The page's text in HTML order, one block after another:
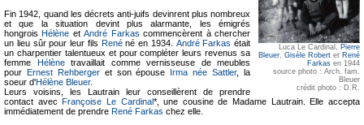
Luca Le Cardinal, Pierre
Bleuer, Gisèle Robert et René
Farkas en 1944
source photo : Arch. fam.
Bleuer
crédit photo : D.R.
Fin 1942, quand les décrets anti-juifs devinrent plus nombreux
et que la situation devint plus alarmante, les émigrés
hongroisHélène etAndré Farkas commencèrent à chercher
un lieu sûr pour leur fils Renéné en 1934. André Farkas était
un charpentier talentueux et pour compléter leurs revenus sa
femme Hélènetravaillait comme vernisseuse de meubles
pour Ernest Rehbergeret son épouse Irma née Sattler, la
soeur d'Hélène Bleuer.
Leurs voisins, les Lautrain leur conseillèrent de prendre
contact avecFrançoise Le Cardinal*, une cousine de Madame Lautrain. Elle accepta
immédiatement de prendre René Farkas chez elle.